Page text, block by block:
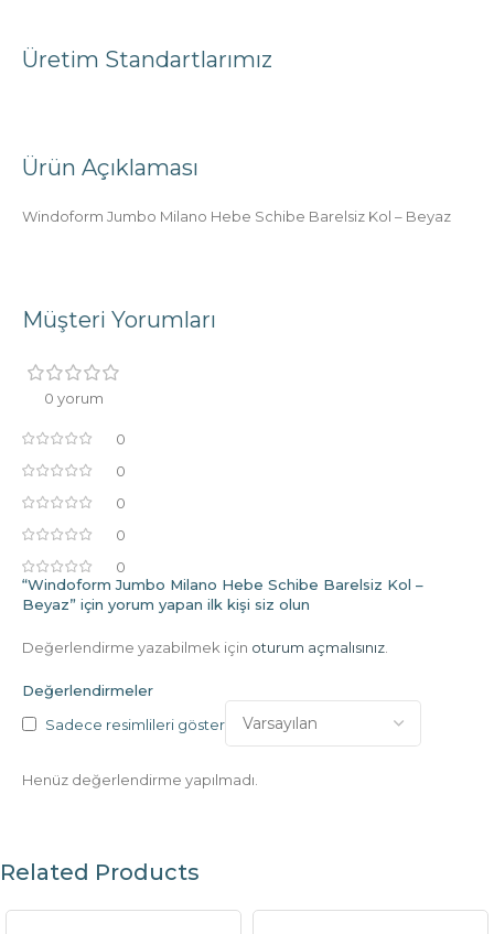
Ürün Açıklaması
Windoform Jumbo Milano Hebe Schibe Barelsiz Kol – Beyaz
Üretim Standartlarımız
Müşteri Yorumları
0 yorum
0
0
0
0
0
Değerlendirmeler
Sadece resimlileri göster
Henüz değerlendirme yapılmadı.
“Windoform Jumbo Milano Hebe Schibe Barelsiz Kol –
Beyaz” için yorum yapan ilk kişi siz olun
Değerlendirme yazabilmek için oturum açmalısınız
Related Products